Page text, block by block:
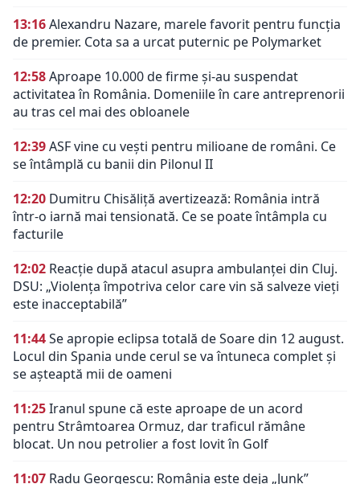
13:16Alexandru Nazare, marele favorit pentru funcția
de premier. Cota sa a urcat puternic pe Polymarket
12:58Aproape 10.000 de firme și-au suspendat
activitatea în România. Domeniile în care antreprenorii
au tras cel mai des obloanele
12:39ASF vine cu vești pentru milioane de români. Ce
se întâmplă cu banii din Pilonul II
12:20 Dumitru Chisăliță avertizează: România intră
într-o iarnă mai tensionată. Ce se poate întâmpla cu
facturile
12:02 Reacție după atacul asupra ambulanței din Cluj.
DSU: „Violența împotriva celor care vin să salveze vieți
este inacceptabilă”
11:44Se apropie eclipsa totală de Soare din 12 august.
Locul din Spania unde cerul se va întuneca complet și
se așteaptă mii de oameni
11:25Iranul spune că este aproape de un acord
pentru Strâmtoarea Ormuz, dar traficul rămâne
blocat. Un nou petrolier a fost lovit în Golf
11:07 Radu Georgescu: România este deja „Junk”